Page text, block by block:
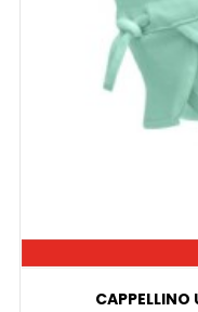
CAPPELLINO